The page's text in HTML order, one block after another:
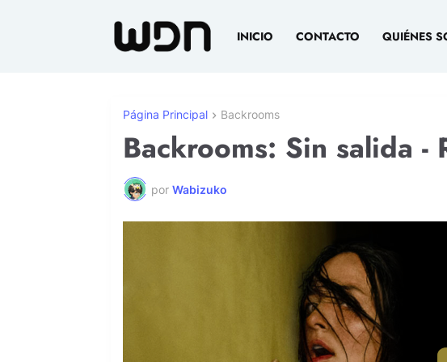
INICIO CONTACTO QUIÉNES
Página Principal Backrooms
Backrooms: Sin salida -
por Wabizuko